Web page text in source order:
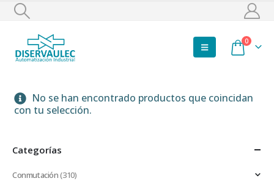
0
No se han encontrado productos que coincidan
con tu selección.
Categorías
Conmutación(310)